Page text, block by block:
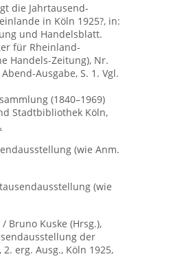
die Jahrtausend-
in Köln 1925?, in:
und Handelsblatt.
für Rheinland-
Handels-Zeitung), Nr.
Ausgabe, S. 1. Vgl.
(1840–1969)
Stadtbibliothek Köln,
(wie Anm.
(wie
Bruno Kuske (Hrsg.),
der
erg. Ausg., Köln 1925,